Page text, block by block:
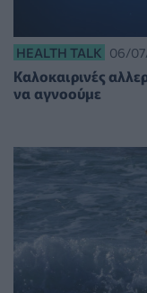
HEALTH TALK 06/
Καλοκαιρινές
να αγνοούμε